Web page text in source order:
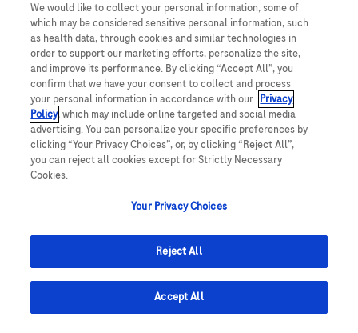
Personal Information
follow us
This website contains information on products which is targeted to a wide
range of audiences and could contain product details or information
comply with any legal processes, registration or usage in the country of
We would like to collect your personal information, some of
which may be considered sensitive personal information, such
as health data, through cookies and similar technologies in
order to support our marketing efforts, personalize the site,
and improve its performance. By clicking “Accept All”, you
confirm that we have your consent to collect and process
your personal information in accordance with our Privacy
Policy, which may include online targeted and social media
advertising. You can personalize your specific preferences by
clicking “Your Privacy Choices”, or, by clicking “Reject All”,
you can reject all cookies except for Strictly Necessary
Cookies.
Your Privacy Choices
Reject All
Accept All